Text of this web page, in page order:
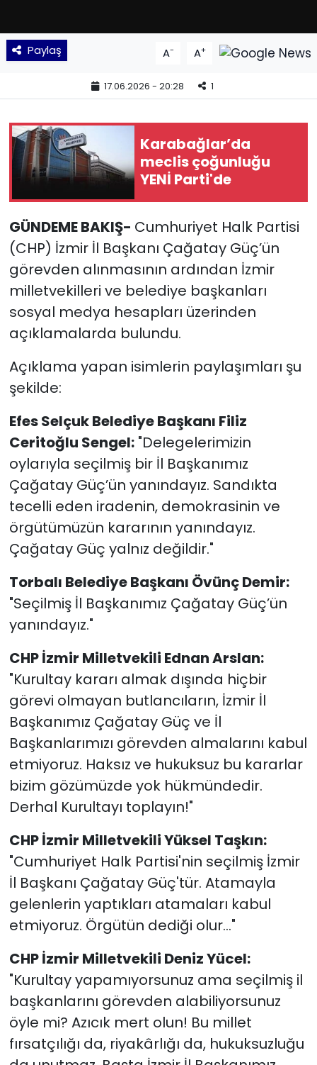
Paylaş A- A+
17.06.2026 - 20:28 1
Karabağlar’da
meclis çoğunluğu
YENİ Parti'de
GÜNDEME BAKIŞ- Cumhuriyet Halk Partisi
(CHP) İzmir İl Başkanı Çağatay Güç’ün
görevden alınmasının ardından İzmir
milletvekilleri ve belediye başkanları
sosyal medya hesapları üzerinden
açıklamalarda bulundu.
Açıklama yapan isimlerin paylaşımları şu
şekilde:
Efes Selçuk Belediye Başkanı Filiz
Ceritoğlu Sengel:"Delegelerimizin
oylarıyla seçilmiş bir İl Başkanımız
Çağatay Güç’ün yanındayız. Sandıkta
tecelli eden iradenin, demokrasinin ve
örgütümüzün kararının yanındayız.
Çağatay Güç yalnız değildir."
Torbalı Belediye Başkanı Övünç Demir:
"Seçilmiş İl Başkanımız Çağatay Güç’ün
yanındayız."
CHP İzmir Milletvekili Ednan Arslan:
"Kurultay kararı almak dışında hiçbir
görevi olmayan butlancıların, İzmir İl
Başkanımız Çağatay Güç ve İl
Başkanlarımızı görevden almalarını kabul
etmiyoruz. Haksız ve hukuksuz bu kararlar
bizim gözümüzde yok hükmündedir.
Derhal Kurultayı toplayın!"
CHP İzmir Milletvekili Yüksel Taşkın:
"Cumhuriyet Halk Partisi'nin seçilmiş İzmir
İl Başkanı Çağatay Güç'tür. Atamayla
gelenlerin yaptıkları atamaları kabul
etmiyoruz. Örgütün dediği olur..."
CHP İzmir Milletvekili Deniz Yücel:
"Kurultay yapamıyorsunuz ama seçilmiş il
başkanlarını görevden alabiliyorsunuz
öyle mi? Azıcık mert olun! Bu millet
fırsatçılığı da, riyakârlığı da, hukuksuzluğu
TEKNOLOJİ
YEREL YÖNETİMLER
Yurt